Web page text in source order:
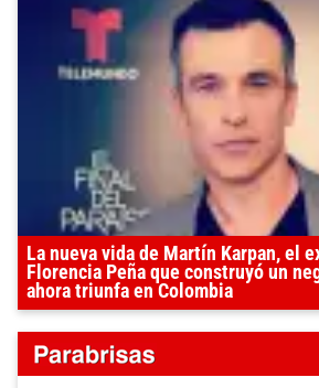
La nueva vida de Martín Karpan, el
Florencia Peña que construyó un
ahora triunfa en Colombia